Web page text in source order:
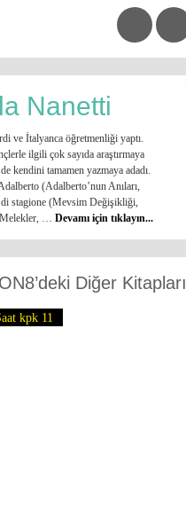
Nanetti
ve İtalyanca öğretmenliği yaptı.
ilgili çok sayıda araştırmaya
kendini tamamen yazmaya adadı.
(Adalberto’nun Anıları,
stagione (Mevsim Değişikliği,
… Devamı için tıklayın...
Diğer Kitapları